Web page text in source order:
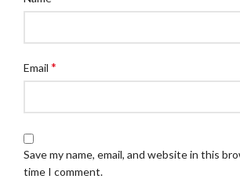
Email *
Save my name, email, and website in this
time I comment.